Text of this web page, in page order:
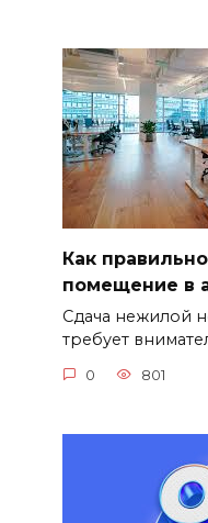
Как
помещение в
Сдача нежилой
требует
0 801